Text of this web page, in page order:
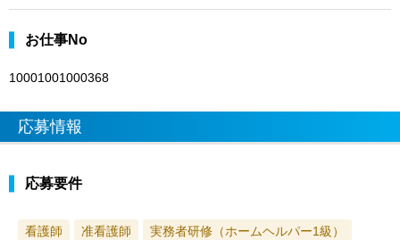
お仕事No
10001001000368
応募情報
応募要件
看護師 准看護師
実務者研修（ホームヘルパー1級）